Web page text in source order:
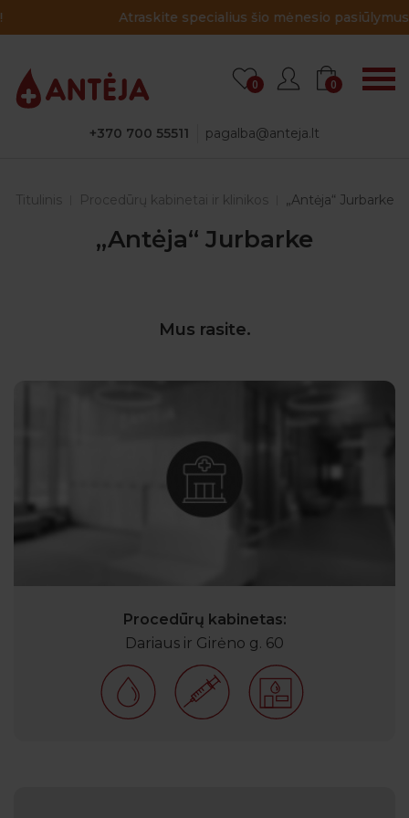
Atraskite specialius šio mėnesio pasiūlymus!
+370 700 55511 pagalba@anteja.lt
0 0
Titulinis Procedūrų kabinetai ir klinikos „Antėja“ Jurbarke
„Antėja“ Jurbarke
Mus rasite.
Procedūrų kabinetas:
Dariaus ir Girėno g. 60